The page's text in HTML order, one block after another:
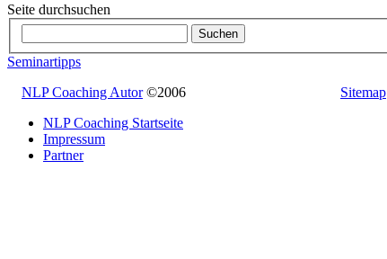
Seite durchsuchen
Seminartipps
NLP Coaching Autor©2006 Sitemap
NLP Coaching Startseite
Impressum
Partner